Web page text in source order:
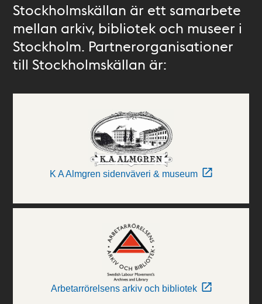
Stockholmskällan är ett samarbete
mellan arkiv, bibliotek och museer i
Stockholm. Partnerorganisationer
till Stockholmskällan är:
K A Almgren sidenväveri & museum
Arbetarrörelsens arkiv och bibliotek